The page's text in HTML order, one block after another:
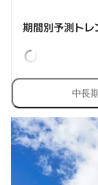
期間別予測トレ
中長